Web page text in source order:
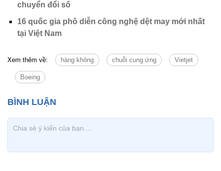
chuyển đổi số
16 quốc gia phô diễn công nghệ dệt may mới nhất
tại Việt Nam
Xem thêm về: hàng không chuỗi cung ứng Vietjet
Boeing